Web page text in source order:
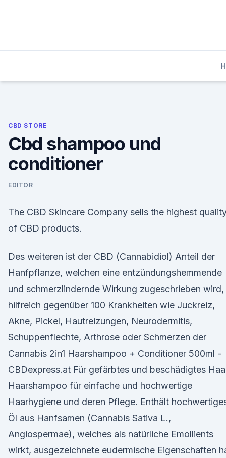
CBD STORE
Cbd shampoo und
conditioner
EDITOR
The CBD Skincare Company sells the highest
of CBD products.
Des weiteren ist der CBD (Cannabidiol) Anteil der
Hanfpflanze, welchen eine entzündungshemmende
und schmerzlindernde Wirkung zugeschrieben wird,
hilfreich gegenüber 100 Krankheiten wie Juckreiz,
Akne, Pickel, Hautreizungen, Neurodermitis,
Schuppenflechte, Arthrose oder Schmerzen der
Cannabis 2in1 Haarshampoo + Conditioner 500ml -
CBDexpress.at Für gefärbtes und beschädigtes
Haarshampoo für einfache und hochwertige
Haarhygiene und deren Pflege. Enthält
Öl aus Hanfsamen (Cannabis Sativa L.,
Angiospermae), welches als natürliche Emollients
wirkt, ausgezeichnete eudermische Eigenschaften